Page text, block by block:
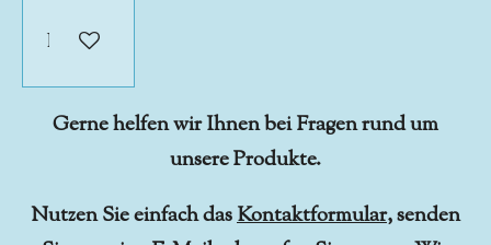
In den Warenkorb
Gerne helfen wir Ihnen bei Fragen rund um
unsere Produkte.
Nutzen Sie einfach dasKontaktformular, senden